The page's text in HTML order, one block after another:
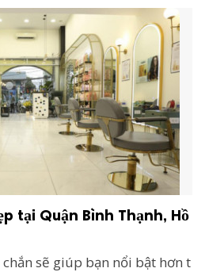
tại Quận Bình Thạnh, Hồ
sẽ giúp bạn nổi bật hơn t